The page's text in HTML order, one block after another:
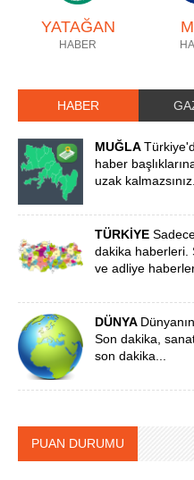
YATAĞAN
HABER
HABER
MUĞLA
haber
uzak
TÜRKİYE
dakika haberleri.
ve adliye
DÜNYA
Son dakika,
son dakika...
PUAN DURUMU